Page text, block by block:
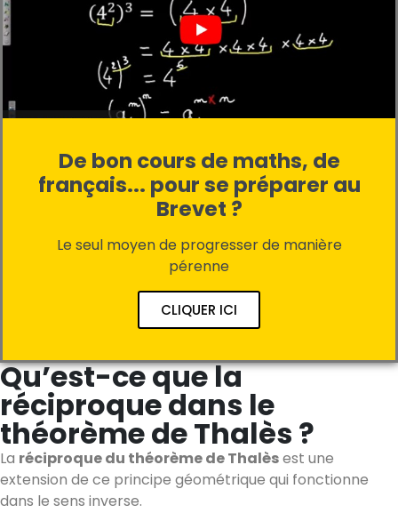
De bon cours de maths, de
français... pour se préparer au
Brevet ?
Le seul moyen de progresser de manière
pérenne
CLIQUER ICI
Qu’est-ce que la
réciproque dans le
théorème de Thalès ?
La réciproque du théorème de Thalèsest une
extension de ce principe géométrique qui fonctionne
dans le sens inverse.